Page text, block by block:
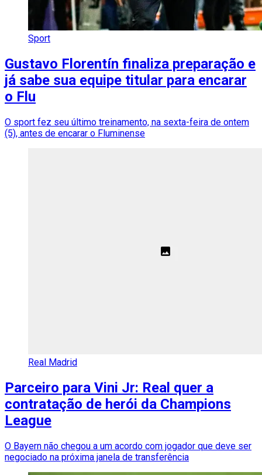
Sport
Gustavo Florentín finaliza preparação e
já sabe sua equipe titular para encarar
o Flu
O sport fez seu último treinamento, na sexta-feira de ontem
(5), antes de encarar o Fluminense
Real Madrid
Parceiro para Vini Jr: Real quer a
contratação de herói da Champions
League
O Bayern não chegou a um acordo com jogador que deve ser
negociado na próxima janela de transferência